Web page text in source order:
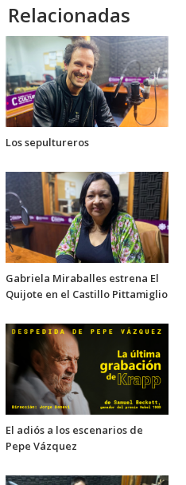
Relacionadas
Los sepultureros
Gabriela Miraballes estrena El
Quijote en el Castillo Pittamiglio
El adiós a los escenarios de
Pepe Vázquez